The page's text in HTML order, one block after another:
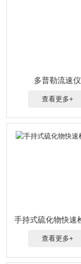
多普勒流速仪
查看更多+
查看更多+